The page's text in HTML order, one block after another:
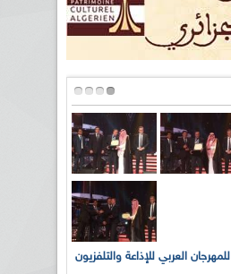
بالصور... الدورة الـ21 للمهرجان العربي للإذاعة والتلفزيون